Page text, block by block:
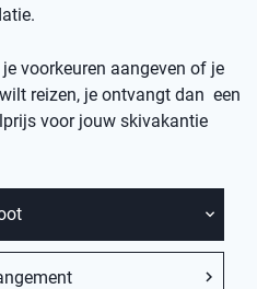
voorkeuren aangeven of je
reizen, je ontvangt dan een
voor jouw skivakantie